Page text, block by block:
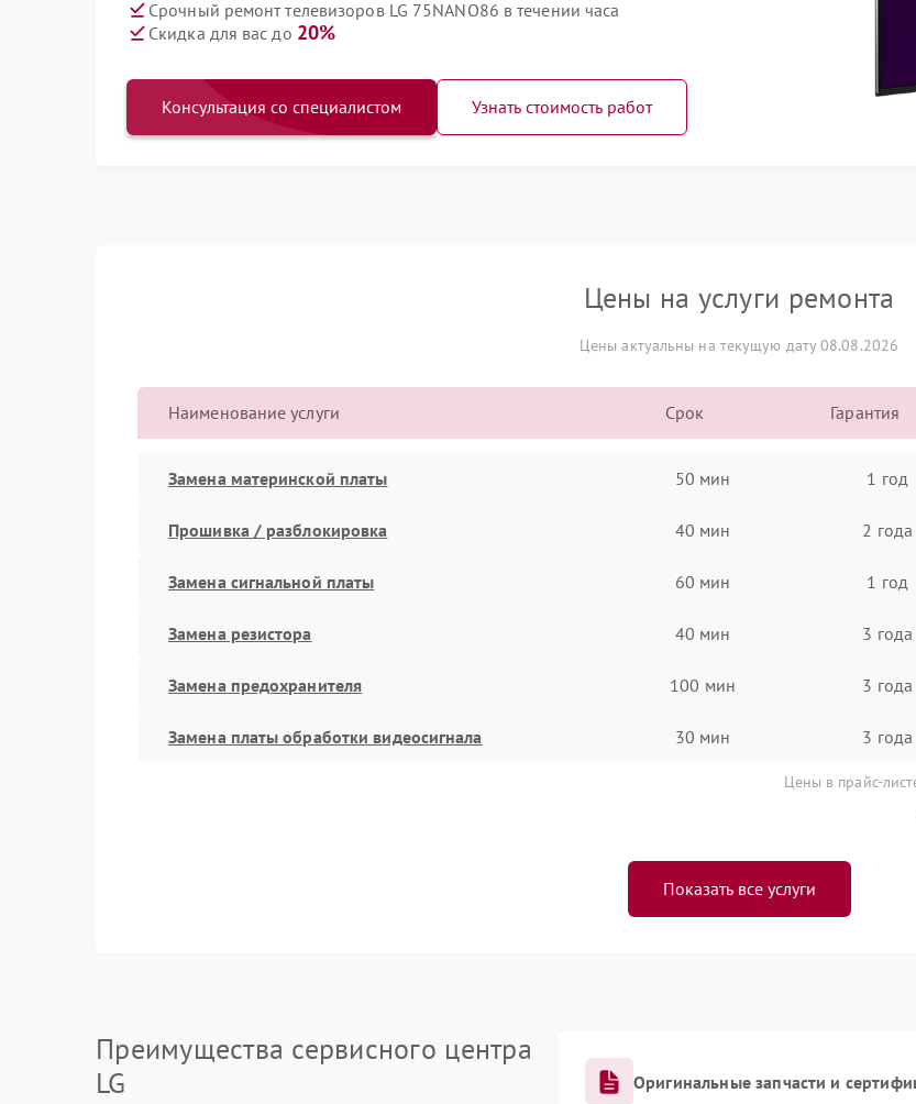
Срочный ремонт телевизоров LG 75NANO86 в течении часа
Скидка для вас до 20%
Консультация со специалистом Узнать стоимость работ
Цены на услуги ремонта
Цены актуальны на текущую дату 08.08.2026
Наименование услуги Срок Гарантия
Замена материнской платы 50 мин 1 год
Прошивка / разблокировка 40 мин 2 года
Замена сигнальной платы 60 мин 1 год
Замена резистора 40 мин 3 года
Замена предохранителя 100 мин 3 года
Замена платы обработки видеосигнала 30 мин 3 года
Цены в прайс-
Показать все услуги
Преимущества сервисного центра
LG
Оригинальные запчасти и